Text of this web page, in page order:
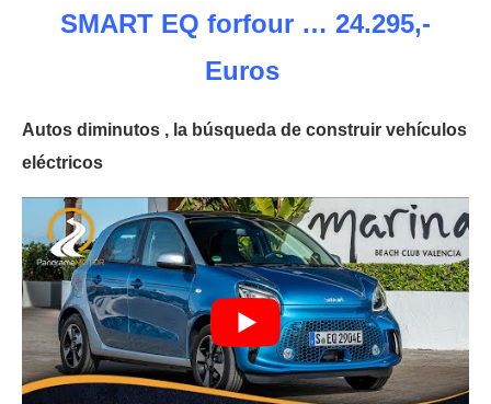
SMART EQ forfour … 24.295,-
Euros
Autos diminutos , la búsqueda de construir vehículos
eléctricos